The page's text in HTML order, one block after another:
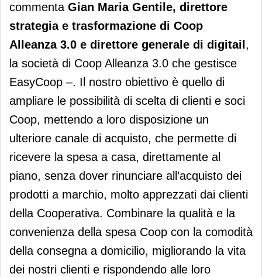
commenta Gian Maria Gentile, direttore
strategia e trasformazione di Coop
Alleanza 3.0 e direttore generale di digitail ,
la società di Coop Alleanza 3.0 che gestisce
EasyCoop –. Il nostro obiettivo è quello di
ampliare le possibilità di scelta di clienti e soci
Coop, mettendo a loro disposizione un
ulteriore canale di acquisto, che permette di
ricevere la spesa a casa, direttamente al
piano, senza dover rinunciare all’acquisto dei
prodotti a marchio, molto apprezzati dai clienti
della Cooperativa. Combinare la qualità e la
convenienza della spesa Coop con la comodità
della consegna a domicilio, migliorando la vita
dei nostri clienti e rispondendo alle loro